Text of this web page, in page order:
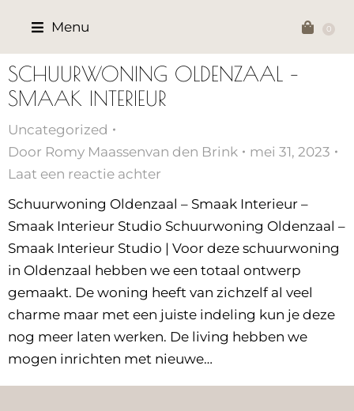
Menu
SCHUURWONING OLDENZAAL –
SMAAK INTERIEUR
Uncategorized
Door Romy Maassenvan den Brink
mei 31, 2023
Laat een reactie achter
Schuurwoning Oldenzaal – Smaak Interieur –
Smaak Interieur Studio Schuurwoning Oldenzaal –
Smaak Interieur Studio | Voor deze schuurwoning
in Oldenzaal hebben we een totaal ontwerp
gemaakt. De woning heeft van zichzelf al veel
charme maar met een juiste indeling kun je deze
nog meer laten werken. De living hebben we
mogen inrichten met nieuwe…